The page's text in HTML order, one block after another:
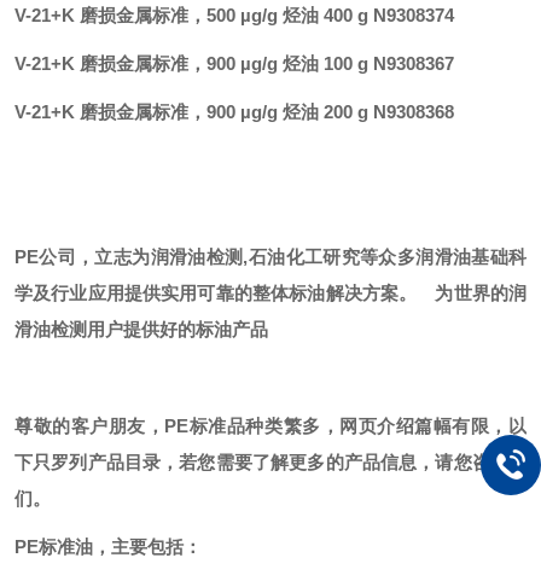
V-21+K 磨损金属标准，500 µg/g 烃油 400 g N9308374
V-21+K 磨损金属标准，900 µg/g 烃油 100 g N9308367
V-21+K 磨损金属标准，900 µg/g 烃油 200 g N9308368
PE公司，立志为润滑油检测,石油化工研究等众多润滑油基础科
学及行业应用提供实用可靠的整体标油解决方案。
为世界的润
滑油检测用户提供好的标油产品
尊敬的客户朋友， PE标准品种类繁多，网页介绍篇幅有限，以
下只罗列产品目录，若您需要了解更多的产品信息，请您咨询我
们。
PE标准油，主要包括：